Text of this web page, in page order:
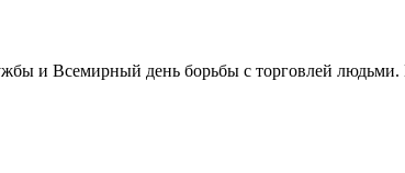
и Всемирный день борьбы с торговлей людьми.